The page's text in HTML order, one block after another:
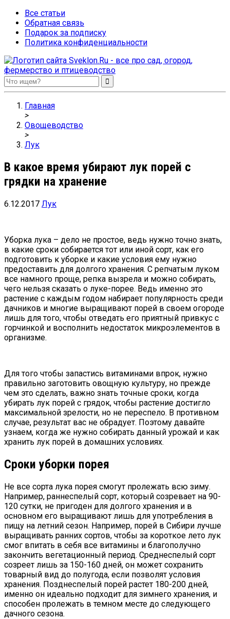
Все статьи
Обратная связь
Подарок за подписку
Политика конфиденциальности
Sveklon.Ru – все про сад, огород, фермерство и птицеводство
Главная
>
Овощеводство
>
Лук
В какое время убирают лук порей с
грядки на хранение
6.12.2017 Лук
Уборка лука – дело не простое, ведь нужно точно знать,
в какие сроки собирается тот или иной сорт, как его
подготовить к уборке и какие условия ему нужно
предоставить для долгого хранения. С репчатым луком
все намного проще, репка вызрела и можно собирать,
чего нельзя сказать о луке-порее. Ведь именно это
растение с каждым годом набирает популярность среди
дачников и многие выращивают порей в своем огороде
лишь для того, чтобы отведать его приятный привкус с
горчинкой и восполнить недостаток микроэлементов в
организме.
Для того чтобы запастись витаминами впрок, нужно
правильно заготовить овощную культуру, но прежде
чем это сделать, важно знать точные сроки, когда
убирать лук порей с грядок, чтобы растение достигло
максимальной зрелости, но не переспело. В противном
случае, результат вас не обрадует. Поэтому давайте
узнаем, когда же нужно собирать данный урожай и как
хранить лук порей в домашних условиях.
Сроки уборки порея
Не все сорта лука порея смогут пролежать всю зиму.
Например, раннеспелый сорт, который созревает на 90-
120 сутки, не пригоден для долгого хранения и в
основном его выращивают лишь для употребления в
пищу на летний сезон. Например, порей в Сибири лучше
выращивать ранних сортов, чтобы за короткое лето лук
смог впитать в себя все витамины и благополучно
закончить вегетационный период. Среднеспелый сорт
созреет лишь за 150-160 дней, он может сохранить
товарный вид до полугода, если позволят условия
хранения. Позднеспелый порей растет 180-200 дней,
именно он идеально подходит для зимнего хранения, и
способен пролежать в темном месте до следующего
дачного сезона.